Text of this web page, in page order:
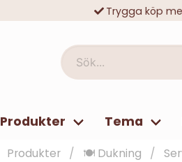
Trygga köp
Sök...
Produkter Tema
Produkter 🍽️ Dukning